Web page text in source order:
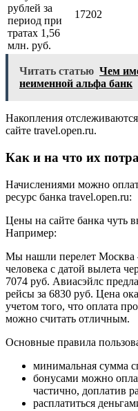
рублей за
период при
тратах 1,56
млн. руб.
17202
Читать статью Чем
неименной альфа банк
Накопления
сайте travel.open.ru.
Как и на что их
Начислениями можно
ресурс банка travel.open.ru:
Цены на сайте банка чуть
Например:
Мы нашли перелет Москва
человека с датой вылета
7074 руб. Авиасэйлс
рейсы за 6830 руб. Цена
учетом того, что оплата
можно считать отличным.
Основные правила
минимальная сумма
бонусами можно
частично, доплатив
расплатиться